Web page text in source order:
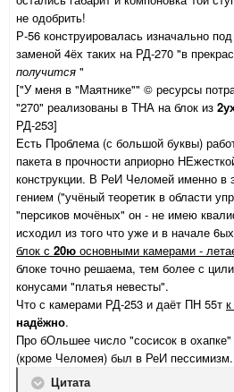
не одобрить!
Р-56 конструировалась изначально
заменой 4ёх таких на РД-270 "в
получится "
["У меня в "Маятнике"" © ресурсы
"270" реализованы в ТНА на блок из 2
РД-253]
Есть Проблема (с большой буквы)
пакета в прочности априорно
конструкции. В РеИ Челомей именно в
гением ("учёный теоретик в области
"персиков мочёных" он - не имею
исходил из того что уже и в начале
блок с 20ю основными камерами -
блоке точно решаема, тем более с
конусами "платья невесты".
Что с камерами РД-253 и даёт ПН 55т
надёжно.
Про бОльшее число "сосисок в охапке"
(кроме Челомея) был в РеИ пессимизм.
Цитата